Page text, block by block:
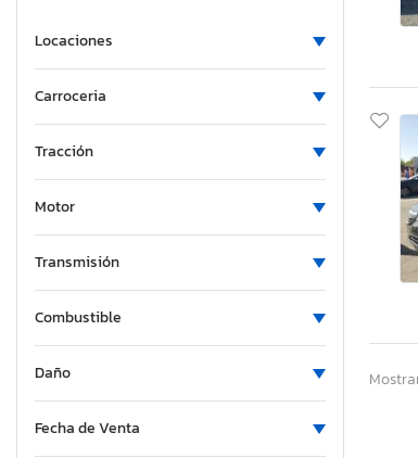
Mississippi
Nebraska
Nevada
New York
Ohio
Oklahoma
Ontario
Oregon
Pennsylvania
Tennessee
Locaciones
Carroceria
Tracción
Motor
Transmisión
Combustible
Daño
Fecha de Venta